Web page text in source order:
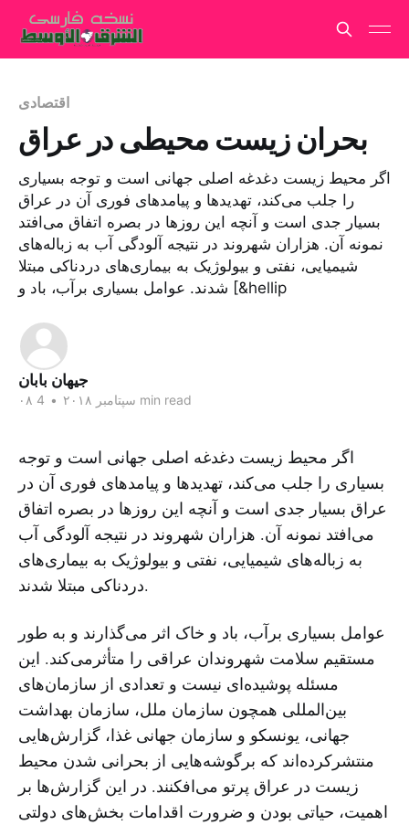
اقتصادی
بحران زیست محیطی در عراق
اگر محیط زیست دغدغه اصلی جهانی است و توجه بسیاری
را جلب می‌کند، تهدیدها و پیامدهای فوری آن در عراق
بسیار جدی است و آنچه این روزها در بصره اتفاق می‌افتد
نمونه آن. هزاران شهروند در نتیجه آلودگی آب به زباله‌های
شیمیایی، نفتی و بیولوژیک به بیماری‌های دردناکی مبتلا
شدند. عوامل بسیاری برآب، باد و [&hellip
جيهان بابان
۰۸ سپتامبر ۲۰۱۸ • 4 min read
اگر محیط زیست دغدغه اصلی جهانی است و توجه
بسیاری را جلب می‌کند، تهدیدها و پیامدهای فوری آن در
عراق بسیار جدی است و آنچه این روزها در بصره اتفاق
می‌افتد نمونه آن. هزاران شهروند در نتیجه آلودگی آب
به زباله‌های شیمیایی، نفتی و بیولوژیک به بیماری‌های
دردناکی مبتلا شدند.
عوامل بسیاری برآب، باد و خاک اثر می‌گذارند و به طور
مستقیم سلامت شهروندان عراقی را متأثرمی‌کند. این
مسئله پوشیده‌ای نیست و تعدادی از سازمان‌های
بین‌المللی همچون سازمان ملل، سازمان بهداشت
جهانی، یونسکو و سازمان جهانی غذا، گزارش‌هایی
منتشرکرده‌اند که برگوشه‌‌هایی از بحرانی شدن محیط
زیست در عراق پرتو می‌افکنند. در این گزارش‌ها بر
اهمیت، حیاتی بودن و ضرورت اقدامات بخش‌های دولتی